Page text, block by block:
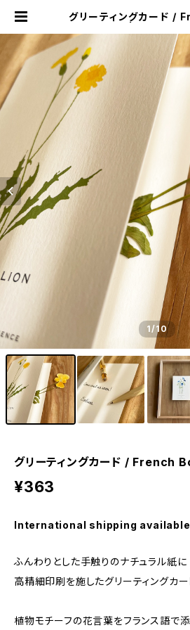
グリーティングカード /
1/10
グリーティングカード / French
¥363
International shipping available
ふんわりとした手触りのナチュラル紙に
高精細印刷を施したグリーティングカー
植物モチーフの花言葉をフランス語で添